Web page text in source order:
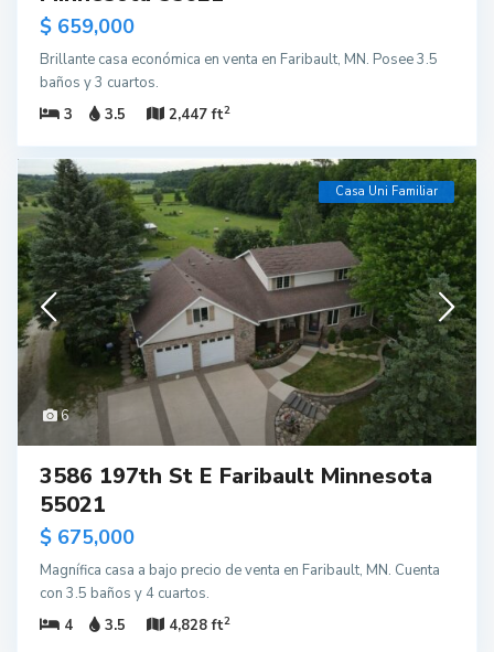
$ 659,000
Brillante casa económica en venta en Faribault, MN. Posee 3.5
baños y 3 cuartos.
3
3.5 2,447 ft2
6
Casa Uni Familiar
3586 197th St E Faribault Minnesota
55021
$ 675,000
Magnífica casa a bajo precio de venta en Faribault, MN. Cuenta
con 3.5 baños y 4 cuartos.
4
3.5 4,828 ft2